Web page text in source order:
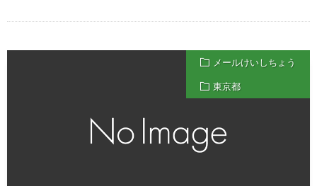
メールけいしちょう
東京都